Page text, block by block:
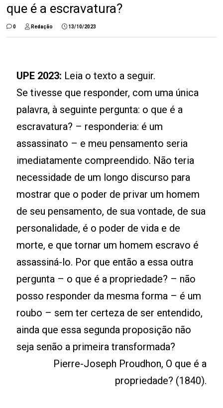
que é a escravatura?
0 Redação 13/10/2023
UPE 2023: Leia o texto a seguir.
Se tivesse que responder, com uma única
palavra, à seguinte pergunta: o que é a
escravatura? – responderia: é um
assassinato – e meu pensamento seria
imediatamente compreendido. Não teria
necessidade de um longo discurso para
mostrar que o poder de privar um homem
de seu pensamento, de sua vontade, de sua
personalidade, é o poder de vida e de
morte, e que tornar um homem escravo é
assassiná-lo. Por que então a essa outra
pergunta – o que é a propriedade? – não
posso responder da mesma forma – é um
roubo – sem ter certeza de ser entendido,
ainda que essa segunda proposição não
seja senão a primeira transformada?
Pierre-Joseph Proudhon, O que é a
propriedade? (1840).